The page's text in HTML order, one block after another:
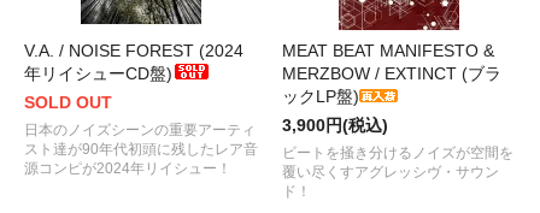
V.A. / NOISE FOREST (2024
年リイシューCD盤)
SOLD OUT
日本のノイズシーンの重要アーティ
スト達が90年代初頭に残したレア音
源コンピが2024年リイシュー！
MEAT BEAT MANIFESTO &
MERZBOW / EXTINCT (ブラ
ックLP盤)
3,900円(税込)
ビートを掻き分けるノイズが空間を
覆い尽くすアグレッシヴ・サウン
ド！